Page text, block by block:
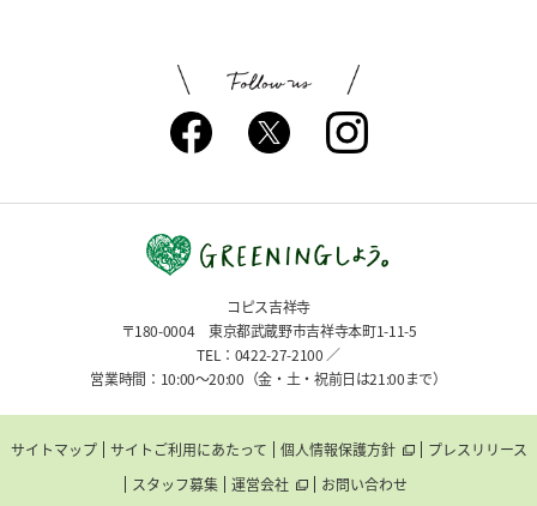
コピス吉祥寺
〒180-0004 東京都武蔵野市吉祥寺本町1-11-5
TEL：0422-27-2100 ／
営業時間：10:00〜20:00（金・土・祝前日は21:00まで）
サイトマップ サイトご利用にあたって 個人情報保護方針
プレスリリース
スタッフ募集
運営会社 お問い合わせ